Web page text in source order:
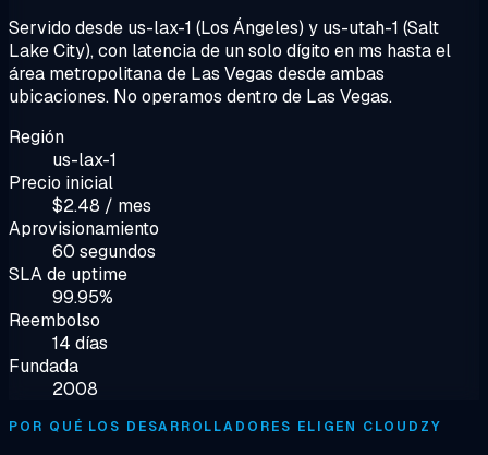
Servido desde us-lax-1 (Los Ángeles) y us-utah-1 (Salt
Lake City), con latencia de un solo dígito en ms hasta el
área metropolitana de Las Vegas desde ambas
ubicaciones. No operamos dentro de Las Vegas.
Región
us-lax-1
Precio inicial
$2.48 / mes
Aprovisionamiento
60 segundos
SLA de uptime
99.95%
Reembolso
14 días
Fundada
2008
POR QUÉ LOS DESARROLLADORES ELIGEN CLOUDZY